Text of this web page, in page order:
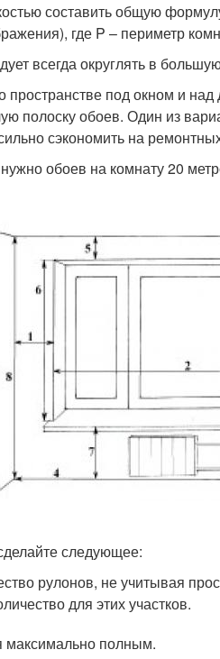
составить общую
где P – периметр
всегда округлять в
пространстве под окном и
полоску обоев. Один из
сэкономить на
обоев на комнату 20
следующее:
рулонов, не учитывая
для этих участков.
максимально полным.